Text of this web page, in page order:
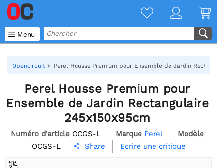
 Menu
Opencircuit Perel Housse Premium pour Ensemble de Jardin
Perel Housse Premium pour
Ensemble de Jardin Rectangulaire
245x150x95cm
Numéro d'article OCGS-L Marque Perel
Modèle
OCGS-L
 Share Écrire une critique